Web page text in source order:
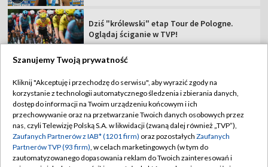
Dziś "królewski" etap Tour de Pologne.
Oglądaj ściganie w TVP!
TVP
Abonament TVP
Sklep TVP
Biuro Reklamy
Regulamin TVP
Polityka prywatności
Moje zgody
Szanujemy Twoją prywatność
Kliknij "Akceptuję i przechodzę do serwisu", aby wyrazić zgody na
korzystanie z technologii automatycznego śledzenia i zbierania danych,
dostęp do informacji na Twoim urządzeniu końcowym i ich
przechowywanie oraz na przetwarzanie Twoich danych osobowych przez
nas, czyli Telewizję Polską S.A. w likwidacji (zwaną dalej również „TVP”),
Zaufanych Partnerów z IAB* (1201 firm) oraz pozostałych Zaufanych
Partnerów TVP (93 firm), w celach marketingowych (w tym do
zautomatyzowanego dopasowania reklam do Twoich zainteresowań i